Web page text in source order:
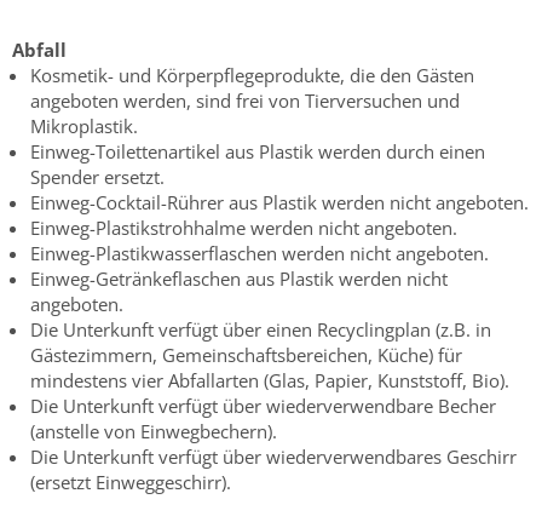
Abfall
Kosmetik- und Körperpflegeprodukte, die den Gästen
angeboten werden, sind frei von Tierversuchen und
Mikroplastik.
Einweg-Toilettenartikel aus Plastik werden durch einen
Spender ersetzt.
Einweg-Cocktail-Rührer aus Plastik werden nicht angeboten.
Einweg-Plastikstrohhalme werden nicht angeboten.
Einweg-Plastikwasserflaschen werden nicht angeboten.
Einweg-Getränkeflaschen aus Plastik werden nicht
angeboten.
Die Unterkunft verfügt über einen Recyclingplan (z.B. in
Gästezimmern, Gemeinschaftsbereichen, Küche) für
mindestens vier Abfallarten (Glas, Papier, Kunststoff, Bio).
Die Unterkunft verfügt über wiederverwendbare Becher
(anstelle von Einwegbechern).
Die Unterkunft verfügt über wiederverwendbares Geschirr
(ersetzt Einweggeschirr).